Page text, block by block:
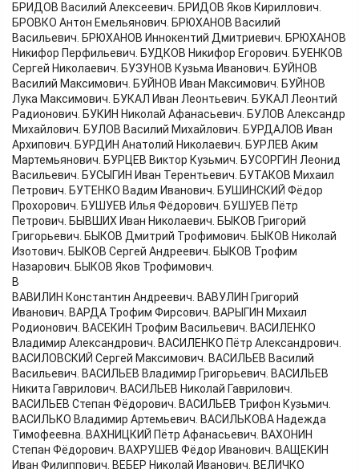
БРИДОВ Василий Алексеевич. БРИДОВ Яков Кириллович.
БРОВКО Антон Емельянович. БРЮХАНОВ Василий
Васильевич. БРЮХАНОВ Иннокентий Дмитриевич. БРЮХАНОВ
Никифор Перфильевич. БУДКОВ Никифор Егорович. БУЕНКОВ
Сергей Николаевич. БУЗУНОВ Кузьма Иванович. БУЙНОВ
Василий Максимович. БУЙНОВ Иван Максимович. БУЙНОВ
Лука Максимович. БУКАЛ Иван Леонтьевич. БУКАЛ Леонтий
Радионович. БУКИН Николай Афанасьевич. БУЛОВ Александр
Михайлович. БУЛОВ Василий Михайлович. БУРДАЛОВ Иван
Архипович. БУРДИН Анатолий Николаевич. БУРЛЕВ Аким
Мартемьянович. БУРЦЕВ Виктор Кузьмич. БУСОРГИН Леонид
Васильевич. БУСЫГИН Иван Терентьевич. БУТАКОВ Михаил
Петрович. БУТЕНКО Вадим Иванович. БУШИНСКИЙ Фёдор
Прохорович. БУШУЕВ Илья Фёдорович. БУШУЕВ Пётр
Петрович. БЫВШИХ Иван Николаевич. БЫКОВ Григорий
Григорьевич. БЫКОВ Дмитрий Трофимович. БЫКОВ Николай
Изотович. БЫКОВ Сергей Андреевич. БЫКОВ Трофим
Назарович. БЫКОВ Яков Трофимович.
В
ВАВИЛИН Константин Андреевич. ВАВУЛИН Григорий
Иванович. ВАРДА Трофим Фирсович. ВАРЫГИН Михаил
Родионович. ВАСЕКИН Трофим Васильевич. ВАСИЛЕНКО
Владимир Александрович. ВАСИЛЕНКО Пётр Александрович.
ВАСИЛОВСКИЙ Сергей Максимович. ВАСИЛЬЕВ Василий
Васильевич. ВАСИЛЬЕВ Владимир Григорьевич. ВАСИЛЬЕВ
Никита Гаврилович. ВАСИЛЬЕВ Николай Гаврилович.
ВАСИЛЬЕВ Степан Фёдорович. ВАСИЛЬЕВ Трифон Кузьмич.
ВАСИЛЬКО Владимир Артемьевич. ВАСИЛЬКОВА Надежда
Тимофеевна. ВАХНИЦКИЙ Пётр Афанасьевич. ВАХОНИН
Степан Фёдорович. ВАХРУШЕВ Фёдор Иванович. ВАЩЕКИН
Иван Филиппович. ВЕБЕР Николай Иванович. ВЕЛИЧКО